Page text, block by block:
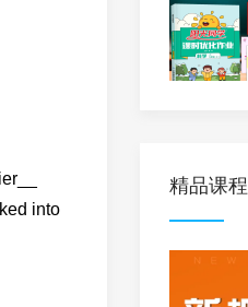
into
精品课程